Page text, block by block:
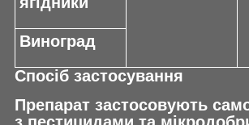
Виноград
Спосіб застосування
Препарат застосовують